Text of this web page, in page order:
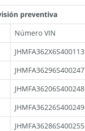
preventiva
Número VIN
JHMFA362X6S400113
JHMFA36296S400247
JHMFA36206S400248
JHMFA36226S400249
JHMFA36286S400255